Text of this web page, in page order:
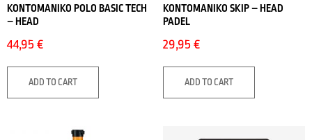
ΚΟΝΤΟΜΑΝΙΚΟ POLO BASIC TECH
– HEAD
44,95€
ADD TO CART
ΚΟΝΤΟΜΑΝΙΚΟ SKIP – HEAD
PADEL
29,95€
ADD TO CART